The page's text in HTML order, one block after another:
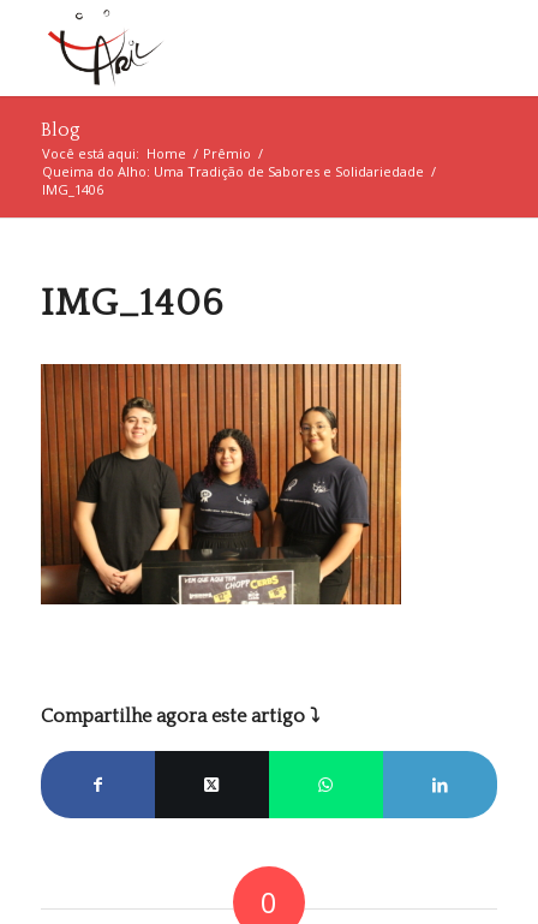
Blog
Você está aqui: Home / Prêmio /
Queima do Alho: Uma Tradição de Sabores e Solidariedade /
IMG_1406
IMG_1406
Compartilhe agora este artigo ⤵
0